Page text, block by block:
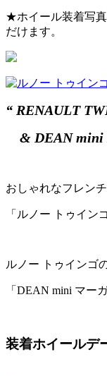
★ホイール装着写
だけます。
“ RENAULT
& DEAN mini
おしゃれなフレン
「ルノー トゥイン
ルノー トゥインゴ
「DEAN mini マー
装着ホイールデ